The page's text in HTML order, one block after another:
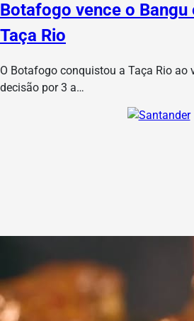
Botafogo vence o Bangu
Taça Rio
O Botafogo conquistou a Taça Rio ao
decisão por 3 a…